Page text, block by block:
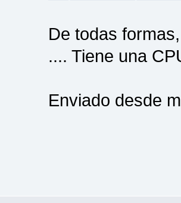
De todas
.... Tiene una
Enviado desde